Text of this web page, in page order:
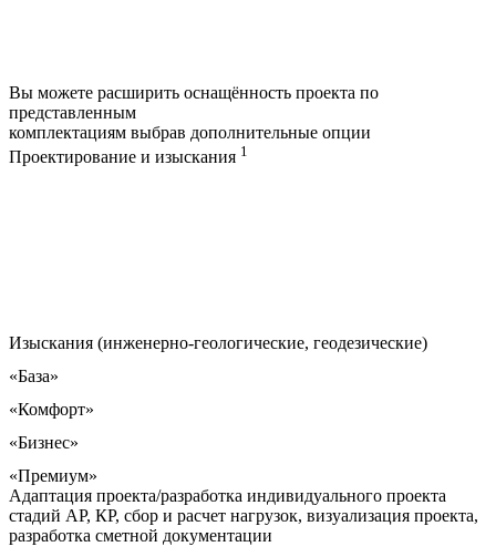
Вы можете расширить оснащённость проекта по
представленным
комплектациям выбрав дополнительные опции
Проектирование и изыскания 1
Изыскания (инженерно-геологические, геодезические)
«База»
«Комфорт»
«Бизнес»
«Премиум»
Адаптация проекта/разработка индивидуального проекта
стадий АР, КР, сбор и расчет нагрузок, визуализация проекта,
разработка сметной документации